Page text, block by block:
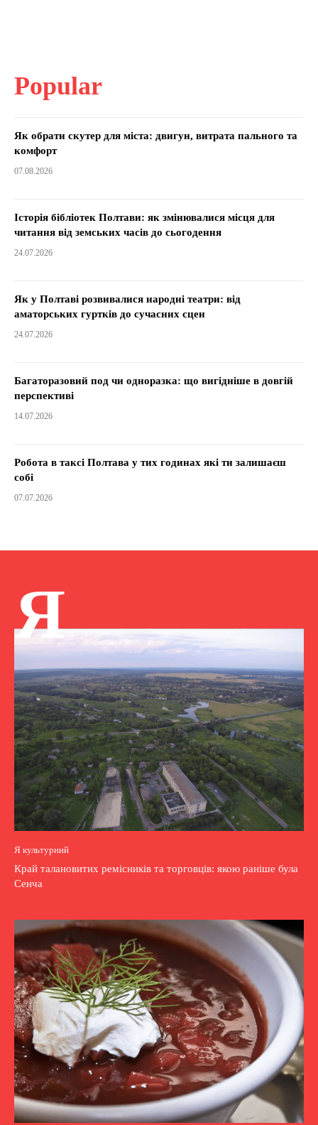
Popular
Як обрати скутер для міста: двигун, витрата пального та
комфорт
07.08.2026
Історія бібліотек Полтави: як змінювалися місця для
читання від земських часів до сьогодення
24.07.2026
Як у Полтаві розвивалися народні театри: від
аматорських гуртків до сучасних сцен
24.07.2026
Багаторазовий под чи одноразка: що вигідніше в довгій
перспективі
14.07.2026
Робота в таксі Полтава у тих годинах які ти залишаєш
собі
07.07.2026
Я
Я культурний
Край талановитих ремісників та торговців: якою раніше була
Сенча